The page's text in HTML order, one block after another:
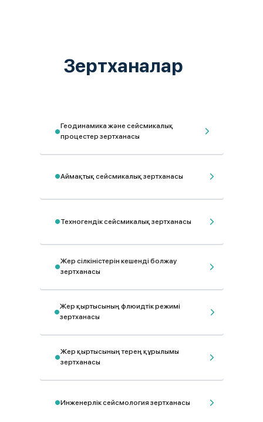
Зертханалар
Геодинамика және сейсмикалық
процестер зертханасы
Аймақтық сейсмикалық зертханасы
Техногендік сейсмикалық зертханасы
Жер сілкіністерін кешенді болжау
зертханасы
Жер қыртысының флюидтік режимі
зертханасы
Жер қыртысының терең құрылымы
зертханасы
Инженерлік сейсмология зертханасы